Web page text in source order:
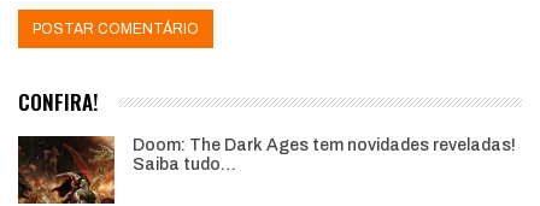
CONFIRA!
Doom: The Dark Ages tem novidades reveladas!
Saiba tudo…